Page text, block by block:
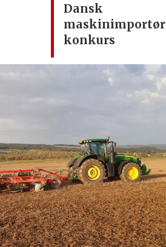
Dansk
maskinimportør
konkurs